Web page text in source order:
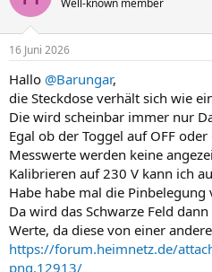
Well-known member
16 Juni 2026
Hallo @Barungar,
die Steckdose verhält sich wie
Die wird scheinbar immer nur
Egal ob der Toggel auf OFF oder
Messwerte werden keine
Kalibrieren auf 230 V kann ich
Habe habe mal die
Da wird das Schwarze Feld
Werte, da diese von einer
https://forum.heimnetz.de/
png.12913/